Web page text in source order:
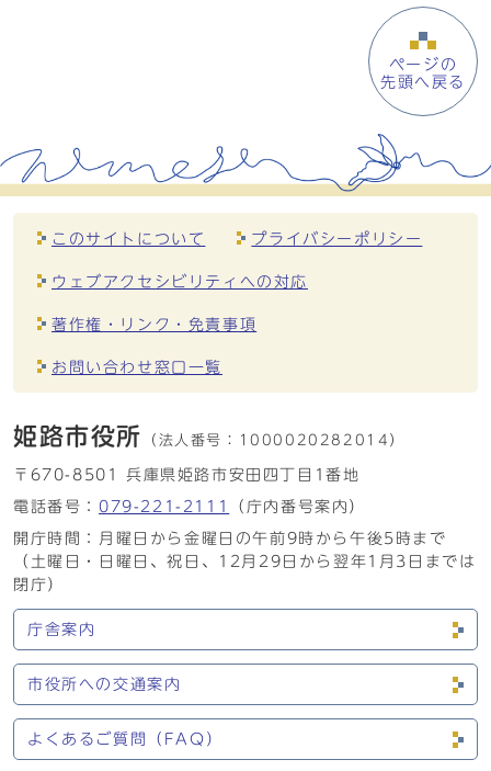
ページの
先頭へ戻る
このサイトについて プライバシーポリシー
ウェブアクセシビリティへの対応
著作権・リンク・免責事項
お問い合わせ窓口一覧
姫路市役所 （法人番号： 1000020282014）
〒670-8501 兵庫県姫路市安田四丁目1番地
電話番号： 079-221-2111
（庁内番号案内）
開庁時間：月曜日から金曜日の午前9時から午後5時まで
（土曜日・日曜日、祝日、12月29日から翌年1月3日までは
閉庁）
庁舎案内
市役所への交通案内
よくあるご質問（FAQ）